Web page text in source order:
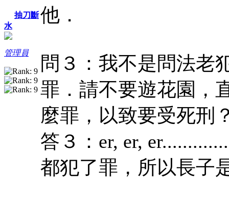
抽刀斷
水
管理員
他．
問３：我不是問法老
罪．請不要遊花園，
麼罪，以致要受死刑
答３：er, er,
都犯了罪，所以長子